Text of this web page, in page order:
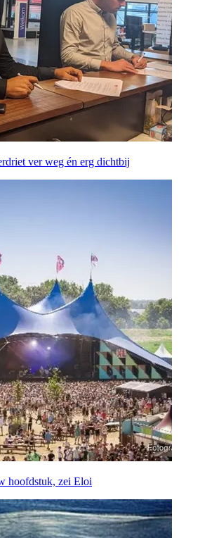
ver weg én erg dichtbij
hoofdstuk, zei Eloi